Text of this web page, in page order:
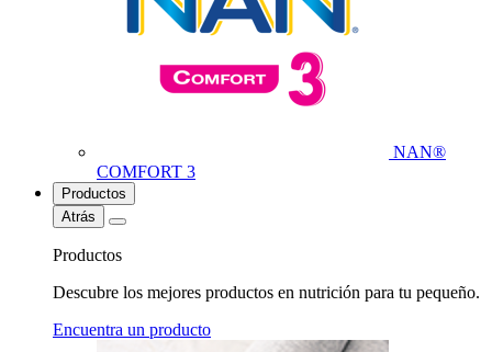
NAN®
COMFORT 3
Productos
Atrás
Productos
Descubre los mejores productos en nutrición para tu pequeño.
Encuentra un producto